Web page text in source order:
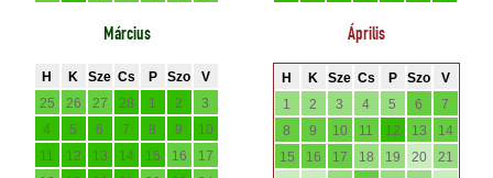
Március
H K Sze Cs P Szo
V
25
26 27 28 1 2
3
4
5 6 7 8 9
10
11
12 13 14 15 16
17
Április
H K Sze Cs P Szo
V
1
2 3 4 5 6
7
8
9 10 11 12 13
14
15
16 17 18 19 20
21